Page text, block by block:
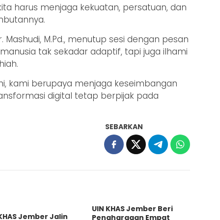
harus menjaga kekuatan, persatuan, dan
Mashudi, M.Pd., menutup sesi dengan pesan
tak sekadar adaptif, tapi juga ilhami
kami berupaya menjaga keseimbangan
digital tetap berpijak pada
SEBARKAN
Jember Jalin
UIN KHAS Jember Beri
Penghargaan Empat